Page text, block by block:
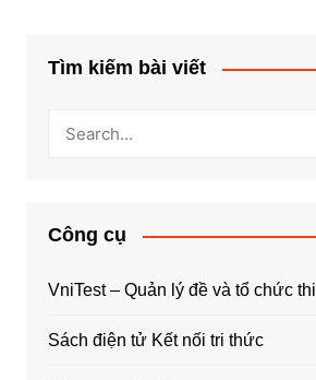
Tìm kiếm bài viết
Công cụ
VniTest – Quản lý đề và tổ chức thi
Sách điện tử Kết nối tri thức